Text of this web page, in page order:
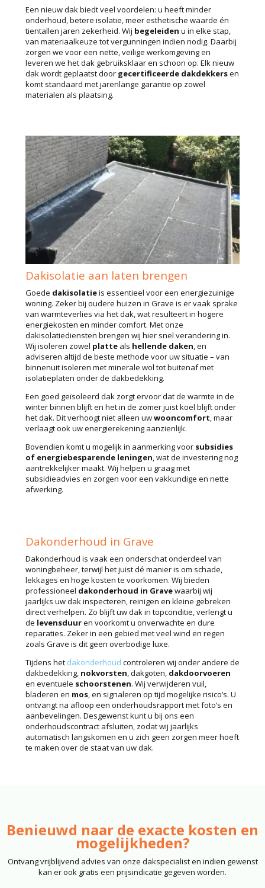
Een nieuw dak biedt veel voordelen: u heeft minder
onderhoud, betere isolatie, meer esthetische waarde én
tientallen jaren zekerheid. Wij begeleiden u in elke stap,
van materiaalkeuze tot vergunningen indien nodig. Daarbij
zorgen we voor een nette, veilige werkomgeving en
leveren we het dak gebruiksklaar en schoon op. Elk nieuw
dak wordt geplaatst door gecertificeerde dakdekkersen
komt standaard met jarenlange garantie op zowel
materialen als plaatsing.
Dakisolatie aan laten brengen
Goede dakisolatieis essentieel voor een energiezuinige
woning. Zeker bij oudere huizen in Grave is er vaak sprake
van warmteverlies via het dak, wat resulteert in hogere
energiekosten en minder comfort. Met onze
dakisolatiediensten brengen wij hier snel verandering in.
Wij isoleren zowel platteals hellende daken, en
adviseren altijd de beste methode voor uw situatie – van
binnenuit isoleren met minerale wol tot buitenaf met
isolatieplaten onder de dakbedekking.
Een goed geïsoleerd dak zorgt ervoor dat de warmte in de
winter binnen blijft en het in de zomer juist koel blijft onder
het dak. Dit verhoogt niet alleen uwwooncomfort, maar
verlaagt ook uw energierekening aanzienlijk.
Bovendien komt u mogelijk in aanmerking voor subsidies
of energiebesparende leningen, wat de investering nog
aantrekkelijker maakt. Wij helpen u graag met
subsidieadvies en zorgen voor een vakkundige en nette
afwerking.
Dakonderhoud in Grave
Dakonderhoud is vaak een onderschat onderdeel van
woningbeheer, terwijl het juist dé manier is om schade,
lekkages en hoge kosten te voorkomen. Wij bieden
professioneel dakonderhoud in Gravewaarbij wij
jaarlijks uw dak inspecteren, reinigen en kleine gebreken
direct verhelpen. Zo blijft uw dak in topconditie, verlengt u
de levensduuren voorkomt u onverwachte en dure
reparaties. Zeker in een gebied met veel wind en regen
zoals Grave is dit geen overbodige luxe.
Tijdens het dakonderhoud controleren wij onder andere de
dakbedekking, nokvorsten, dakgoten, dakdoorvoeren
en eventuele schoorstenen. Wij verwijderen vuil,
bladeren en mos, en signaleren op tijd mogelijke risico’s. U
ontvangt na afloop een onderhoudsrapport met foto’s en
aanbevelingen. Desgewenst kunt u bij ons een
onderhoudscontract afsluiten, zodat wij jaarlijks
automatisch langskomen en u zich geen zorgen meer hoeft
te maken over de staat van uw dak.
Benieuwd naar de exacte kosten en
mogelijkheden?
Ontvang vrijblijvend advies van onze dakspecialist en indien gewenst
kan er ook gratis een prijsindicatie gegeven worden.